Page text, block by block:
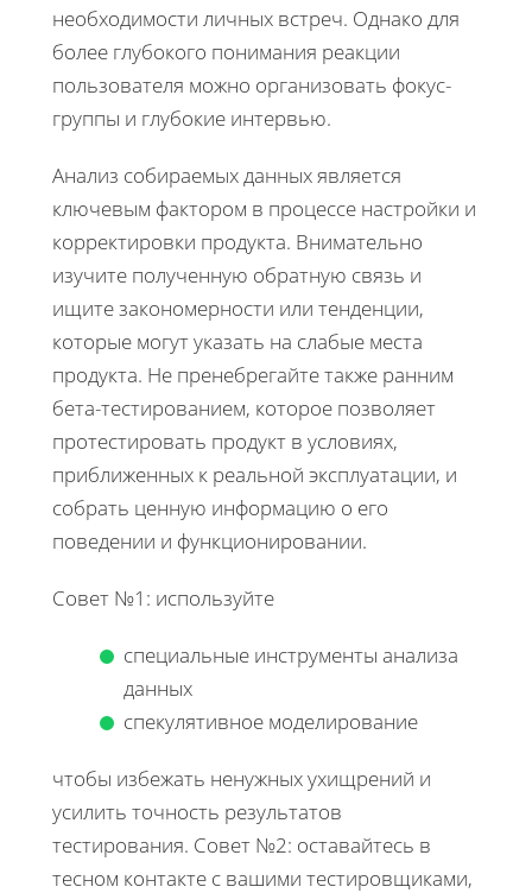
необходимости личных встреч. Однако для
более глубокого понимания реакции
пользователя можно организовать фокус-
группы и глубокие интервью.
Анализ собираемых данных является
ключевым фактором в процессе настройки и
корректировки продукта. Внимательно
изучите полученную обратную связь и
ищите закономерности или тенденции,
которые могут указать на слабые места
продукта. Не пренебрегайте также ранним
бета-тестированием, которое позволяет
протестировать продукт в условиях,
приближенных к реальной эксплуатации, и
собрать ценную информацию о его
поведении и функционировании.
Совет №1: используйте
специальные инструменты анализа
данных
спекулятивное моделирование
чтобы избежать ненужных ухищрений и
усилить точность результатов
тестирования. Совет №2: оставайтесь в
тесном контакте с вашими тестировщиками,